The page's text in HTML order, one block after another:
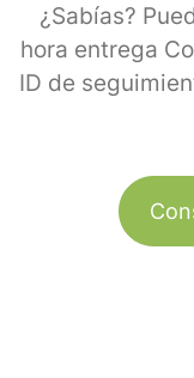
¿Sabías?
hora entrega
ID de